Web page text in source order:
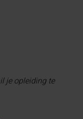
je opleiding te